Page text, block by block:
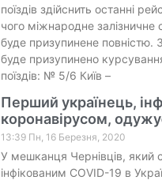
поїздів здійснить останні
чого міжнародне залізничне
буде призупинене повністю.
буде призупинено
поїздів: № 5/6 Київ –
Перший українець,
коронавірусом,
13:39 Пн, 16 Березня, 2020
У мешканця Чернівців, який
інфікованим COVID-19 в